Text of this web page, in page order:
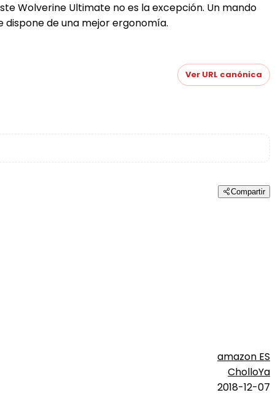
Wolverine Ultimate no es la excepción. Un mando
dispone de una mejor ergonomía.
Ver URL canónica
Compartir
amazon ES
CholloYa
2018-12-07